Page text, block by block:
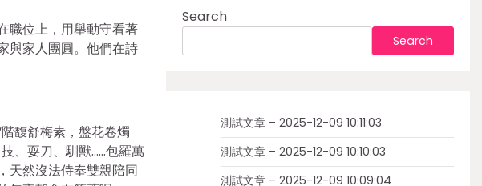
職位上，用舉動守看著
與家人團圓。他們在詩
馥舒梅素，盤花卷燭
、耍刀、馴獸……包羅萬
天然沒法侍奉雙親陪同
Search
Search
測試文章 – 2025-12-09 10:11:03
測試文章 – 2025-12-09 10:10:03
測試文章 – 2025-12-09 10:09:04